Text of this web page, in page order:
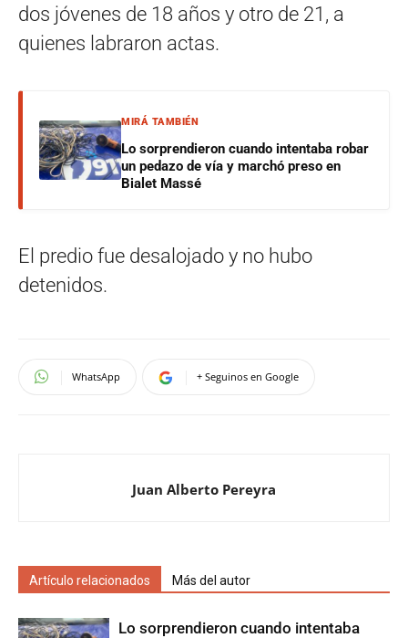
dos jóvenes de 18 años y otro de 21, a
quienes labraron actas.
MIRÁ TAMBIÉN
Lo sorprendieron cuando intentaba robar
un pedazo de vía y marchó preso en
Bialet Massé
El predio fue desalojado y no hubo
detenidos.
WhatsApp + Seguinos en Google
Juan Alberto Pereyra
Artículo relacionados Más del autor
Lo sorprendieron cuando intentaba